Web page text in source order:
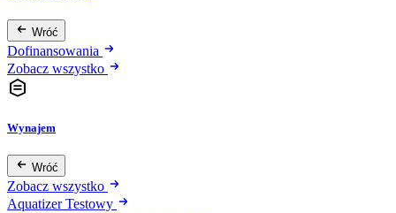
Wróć
Dofinansowania
Zobacz wszystko
Wynajem
Wróć
Zobacz wszystko
Aquatizer Testowy